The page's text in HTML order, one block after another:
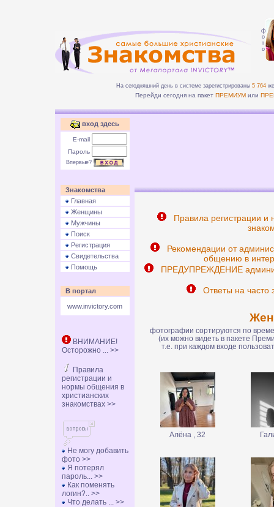
ф
о
т
о
На сегодняшний день в системе зарегистрированы 5 764
Перейди сегодня на пакет ПРЕМИУМили
вход здесь
E-mail
Пароль
Впервые?
Знакомства
Главная
Женщины
Мужчины
Поиск
Регистрация
Свидетельства
Помощь
В портал
www.invictory.com
ВНИМАНИЕ!
Осторожно ... >>
Правила
регистрации и
нормы общения в
христианских
знакомствах >>
Не могу добавить
фото >>
Я потерял
пароль... >>
Как поменять
логин?.. >>
Что делать ... >>
Правила регистрации и
Рекомендации от
общению в
ПРЕДУПРЕЖДЕНИЕ
Ответы на часто
фотографии сортируются по
(их можно видеть в пакете
т.е. при каждом входе
Алёна , 32